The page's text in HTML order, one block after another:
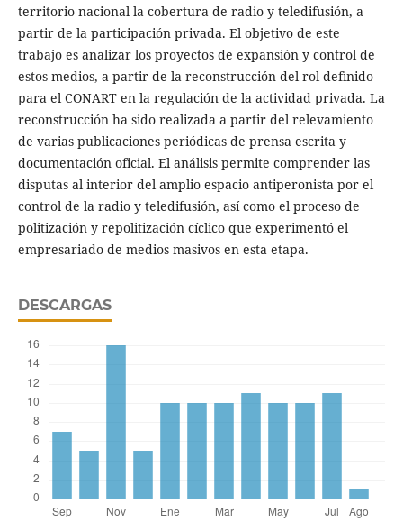
territorio nacional la cobertura de radio y teledifusión, a
partir de la participación privada. El objetivo de este
trabajo es analizar los proyectos de expansión y control de
estos medios, a partir de la reconstrucción del rol definido
para el CONART en la regulación de la actividad privada. La
reconstrucción ha sido realizada a partir del relevamiento
de varias publicaciones periódicas de prensa escrita y
documentación oficial. El análisis permite comprender las
disputas al interior del amplio espacio antiperonista por el
control de la radio y teledifusión, así como el proceso de
politización y repolitización cíclico que experimentó el
empresariado de medios masivos en esta etapa.
DESCARGAS